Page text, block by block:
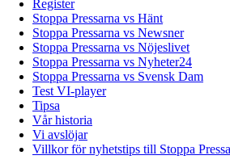
Register
Stoppa Pressarna vs Hänt
Stoppa Pressarna vs Newsner
Stoppa Pressarna vs Nöjeslivet
Stoppa Pressarna vs Nyheter24
Stoppa Pressarna vs Svensk Dam
Test VI-player
Tipsa
Vår historia
Vi avslöjar
Villkor för nyhetstips till Stoppa